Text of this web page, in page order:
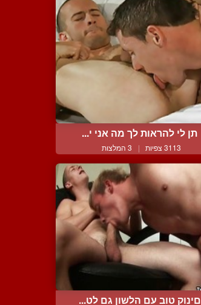
תן לי להראות לך מה אני י...
3113 צפיות | 3 המלצות
םינוק טוב עם הלשון גם לט...